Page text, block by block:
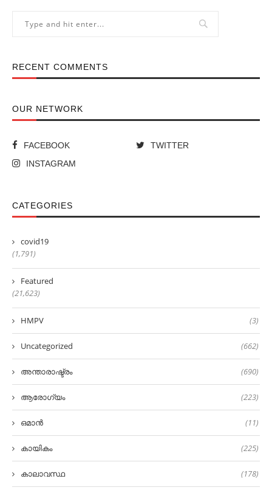
RECENT COMMENTS
OUR NETWORK
FACEBOOK
TWITTER
INSTAGRAM
CATEGORIES
covid19
(1,791)
Featured
(21,623)
HMPV (3)
Uncategorized (662)
അന്താരാഷ്ട്രം (690)
ആരോഗ്യം (223)
ഒമാൻ (11)
കായികം (225)
കാലാവസ്ഥ (178)